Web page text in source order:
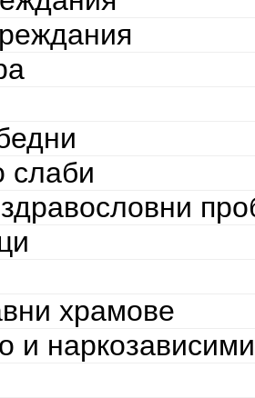
слаби
храмове
и наркозависими